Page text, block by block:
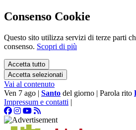
Consenso Cookie
Questo sito utilizza servizi di terze parti
consenso. Scopri di più
Accetta tutto
Accetta selezionati
Vai al contenuto
Ven 7 ago | Santo del giorno | Parola rito
Impressum e contatti |